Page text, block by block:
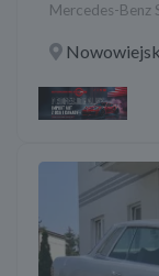
Mercedes-Benz